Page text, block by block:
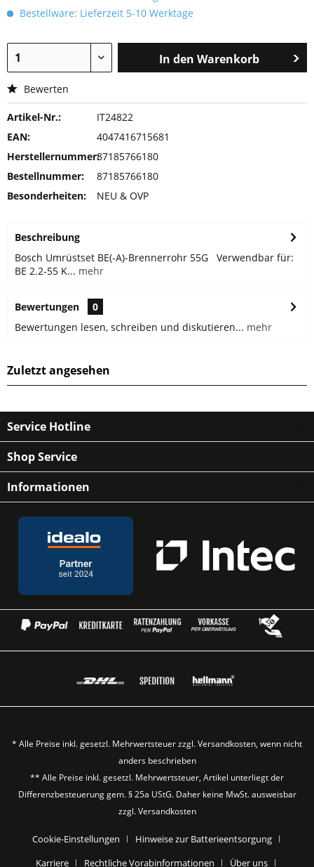
Bestellware: Lieferzeit 5-10 Werktage
In den Warenkorb
Bewerten
Artikel-Nr.:
IT24822
EAN:
4047416715681
Herstellernummer:87185766180
Bestellnummer:
87185766180
Besonderheiten:
NEU & OVP
Beschreibung
Bosch Umrüstset BE(-A)-Brennerrohr 55G Verwendbar für:
BE 2.2-55 K... mehr
Bewertungen
0
Bewertungen lesen, schreiben und diskutieren... mehr
Zuletzt angesehen
Service Hotline
Shop Service
Informationen
* Alle Preise inkl. gesetzl. Mehrwertsteuer zzgl.Versandkosten, wenn nicht
anders beschrieben
** Alle Preise inkl. gesetzl. Mehrwertsteuer, Artikel unterliegt der
Differenzbesteuerung gem. § 25a UStG. Daher keine MwSt. ausweisbar
zzgl.Versandkosten
Cookie-Einstellungen
Hinweise zur Batterieentsorgung
Karriere
Rechtliche Vorabinformationen Über uns